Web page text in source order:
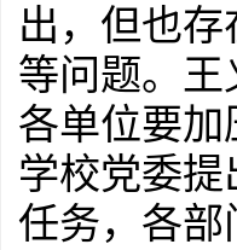
出，但也
等问题。王
各单位要
学校党委提
任务，各部